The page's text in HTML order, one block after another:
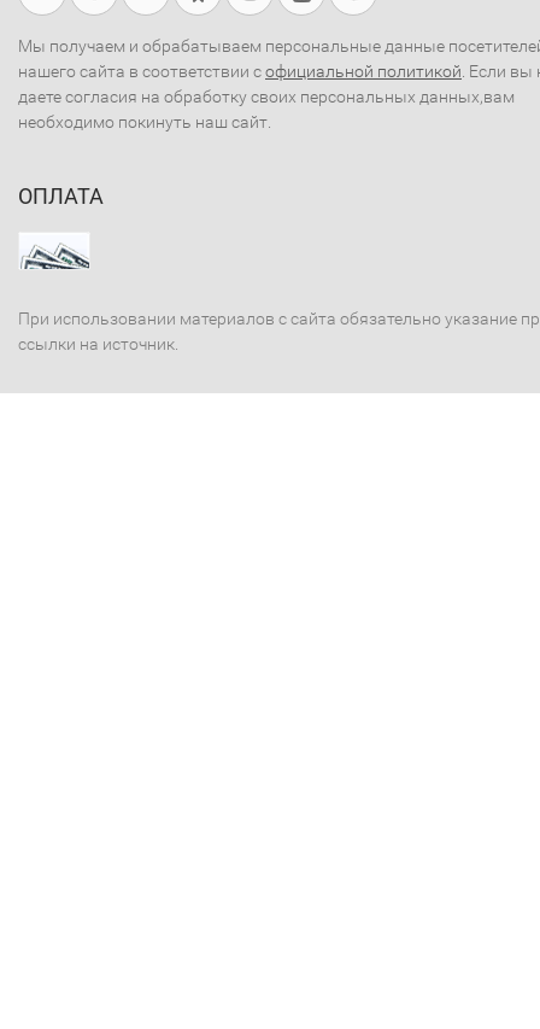
Мы получаем и обрабатываем персональные данные
нашего сайта в соответствии софициальной политикой . Если вы
даете согласия на обработку своих персональных данных,вам
необходимо покинуть наш сайт.
ОПЛАТА
При использовании материалов с сайта обязательно указание
ссылки на источник.